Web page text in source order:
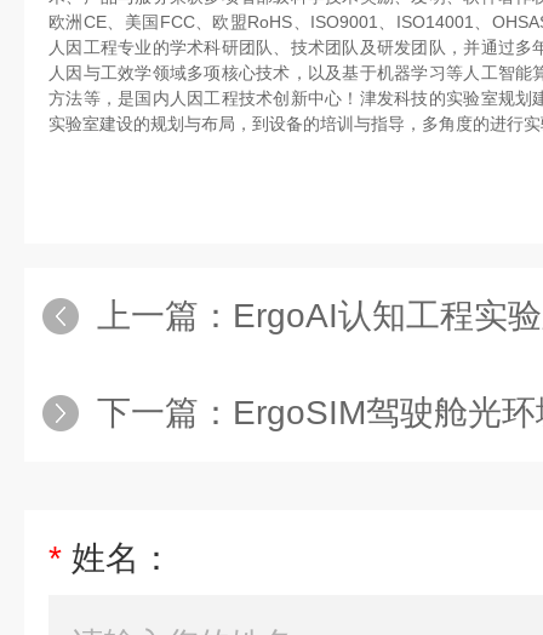
欧洲CE、美国FCC、欧盟RoHS、ISO9001、ISO14001、
人因工程专业的学术科研团队、技术团队及研发团队，并通过
人因与工效学领域多项核心技术，以及基于机器学习等人工智
方法等，是国内人因工程技术创新中心！津发科技的实验室规
实验室建设的规划与布局，到设备的培训与指导，多角度的进行
上一篇： ErgoAI认知工程实
下一篇： ErgoSIM驾驶舱光
* 姓名：